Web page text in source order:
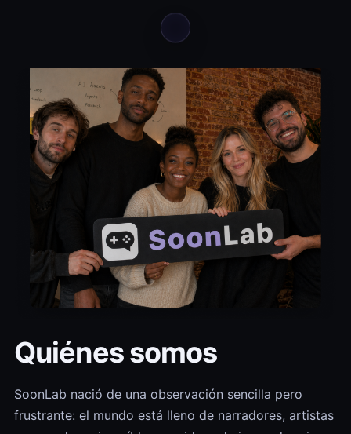
Quiénes somos
SoonLab nació de una observación sencilla pero
frustrante: el mundo está lleno de narradores, artistas